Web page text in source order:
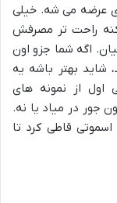
عرضه می شه. خیلی
راحت تر مصرفش
اگه شما جزو اون
بهتر باشه یه
اول از نمونه های
جور در میاد یا نه.
قاطی کرد تا